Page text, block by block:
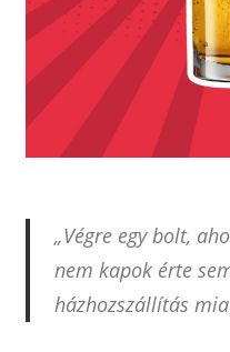
„Végre egy bolt,
nem kapok érte
házhozszállítás